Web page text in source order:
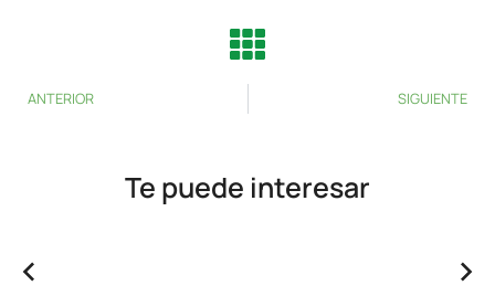
ANTERIOR SIGUIENTE
Te puede interesar